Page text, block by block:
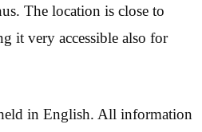
The location is close to
it very accessible also for
in English. All information